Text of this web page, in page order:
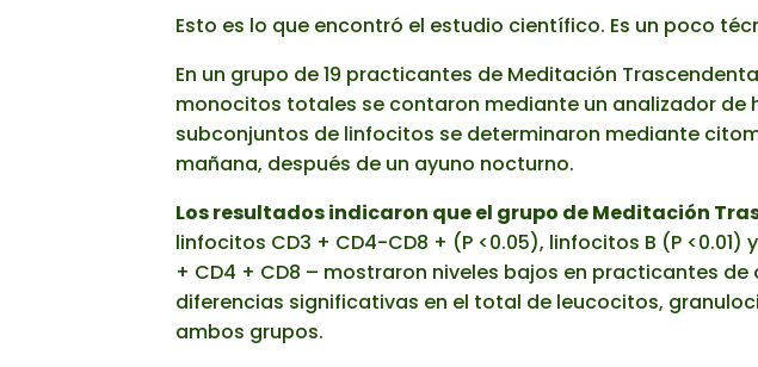
Esto es lo que encontró el estudio científico. Es un poco
En un grupo de 19 practicantes de Meditación
monocitos totales se contaron mediante un analizador
subconjuntos de linfocitos se determinaron mediante
mañana, después de un ayuno nocturno.
Los resultados indicaron que el grupo de Meditación
linfocitos CD3 + CD4-CD8 + (P <0.05), linfocitos B (P
+ CD4 + CD8 – mostraron niveles bajos en practicantes
diferencias significativas en el total de leucocitos,
ambos grupos.